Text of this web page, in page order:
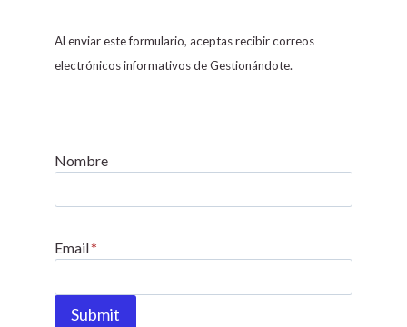
s
t
C
n
a
Al enviar este formulario, aceptas recibir correos
electrónicos informativos de Gestionándote.
Nombre
Email*
Submit